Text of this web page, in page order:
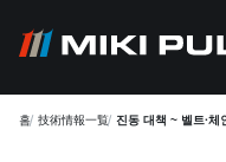
홈 技術情報一覧 진동 대책 ~ 벨트·체